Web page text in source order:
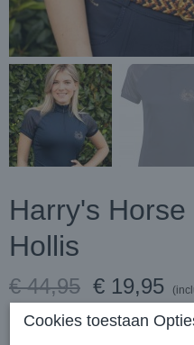
Harry's
Hollis
€ 44,95 € 19,95
Op voorraad
Cookies toestaan